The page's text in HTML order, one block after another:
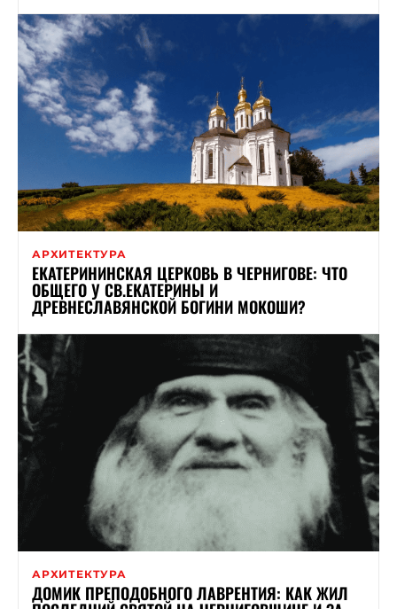
АРХИТЕКТУРА
ЕКАТЕРИНИНСКАЯ ЦЕРКОВЬ В ЧЕРНИГОВЕ: ЧТО
ОБЩЕГО У СВ.ЕКАТЕРИНЫ И
ДРЕВНЕСЛАВЯНСКОЙ БОГИНИ МОКОШИ?
АРХИТЕКТУРА
ДОМИК ПРЕПОДОБНОГО ЛАВРЕНТИЯ: КАК ЖИЛ